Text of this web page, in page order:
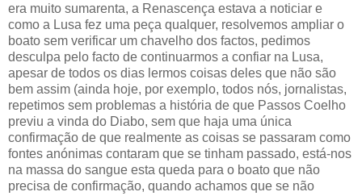
era muito sumarenta, a Renascença estava a noticiar e
como a Lusa fez uma peça qualquer, resolvemos ampliar o
boato sem verificar um chavelho dos factos, pedimos
desculpa pelo facto de continuarmos a confiar na Lusa,
apesar de todos os dias lermos coisas deles que não são
bem assim (ainda hoje, por exemplo, todos nós, jornalistas,
repetimos sem problemas a história de que Passos Coelho
previu a vinda do Diabo, sem que haja uma única
confirmação de que realmente as coisas se passaram como
fontes anónimas contaram que se tinham passado, está-nos
na massa do sangue esta queda para o boato que não
precisa de confirmação, quando achamos que se não